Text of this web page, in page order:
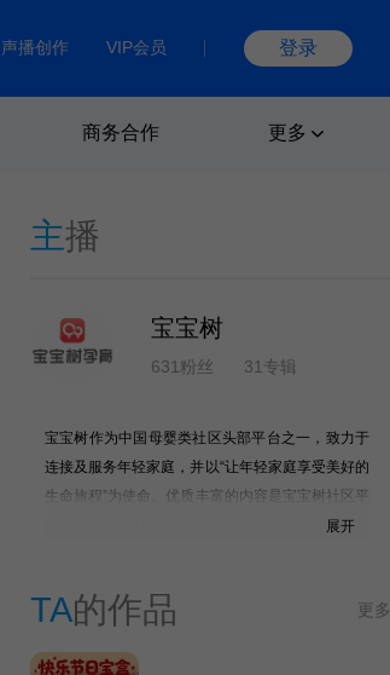
声播创作 VIP会员 登录
商务合作 更多
主播
宝宝树
631粉丝 31专辑
宝宝树作为中国母婴类社区头部平台之一，致力于
连接及服务年轻家庭，并以“让年轻家庭享受美好的
生命旅程”为使命。优质丰富的内容是宝宝树社区平
台的特色，在16年的发展过程中，宝宝树始终以满
展开
TA的作品 更多